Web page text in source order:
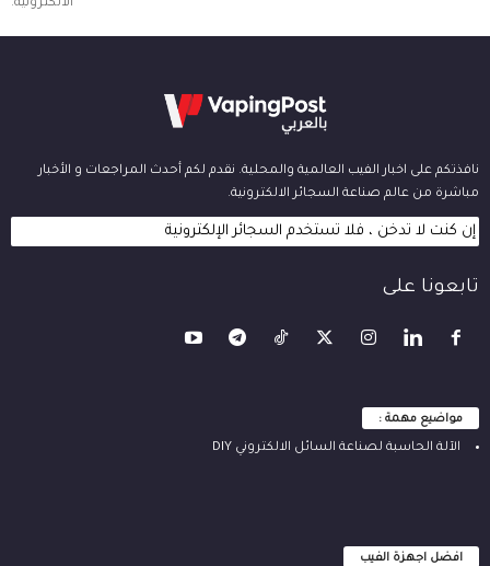
الالكترونية.
نافذتكم على اخبار الفيب العالمية والمحلية. نقدم لكم أحدث المراجعات و الأخبار
مباشرة من عالم صناعة السجائر الالكترونية.
إن كنت لا تدخن ، فلا تستخدم السجائر الإلكترونية
تابعونا على
مواضيع مهمة :
الآلة ‫الحاسبة لصناعة السائل الالكتروني‬ DIY
افضل اجهزة الفيب